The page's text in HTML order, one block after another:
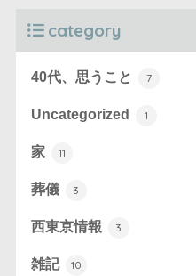
category
40代、思うこと 7
Uncategorized 1
家 11
葬儀 3
西東京情報 3
雑記 10